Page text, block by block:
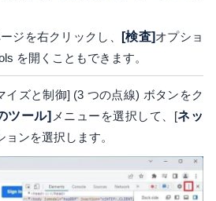
ジを右クリックし、 [検査]オプショ
を開くこともできます。
イズと制御] (3 つの点線) ボタンをク
ツール] メニューを選択して、[ネッ
ョンを選択します。